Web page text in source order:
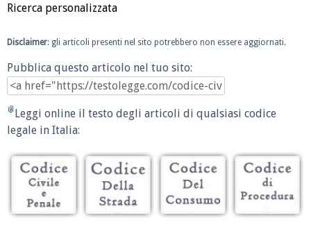
Ricerca personalizzata
Disclaimer: gli articoli presenti nel sito potrebbero non essere aggiornati.
Pubblica questo articolo nel tuo sito:
Leggi online il testo degli articoli di qualsiasi codice
legale in Italia: